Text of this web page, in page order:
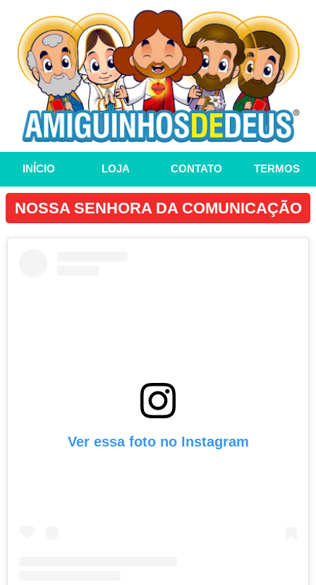
INÍCIO LOJA CONTATO TERMOS
NOSSA SENHORA DA COMUNICAÇÃO
Ver essa foto no Instagram